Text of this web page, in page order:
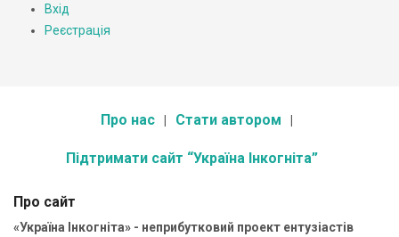
Вхід
Реєстрація
Про нас Стати автором
Підтримати сайт “Україна Інкогніта”
Про сайт
«Україна Інкогніта» - неприбутковий проект ентузіастів